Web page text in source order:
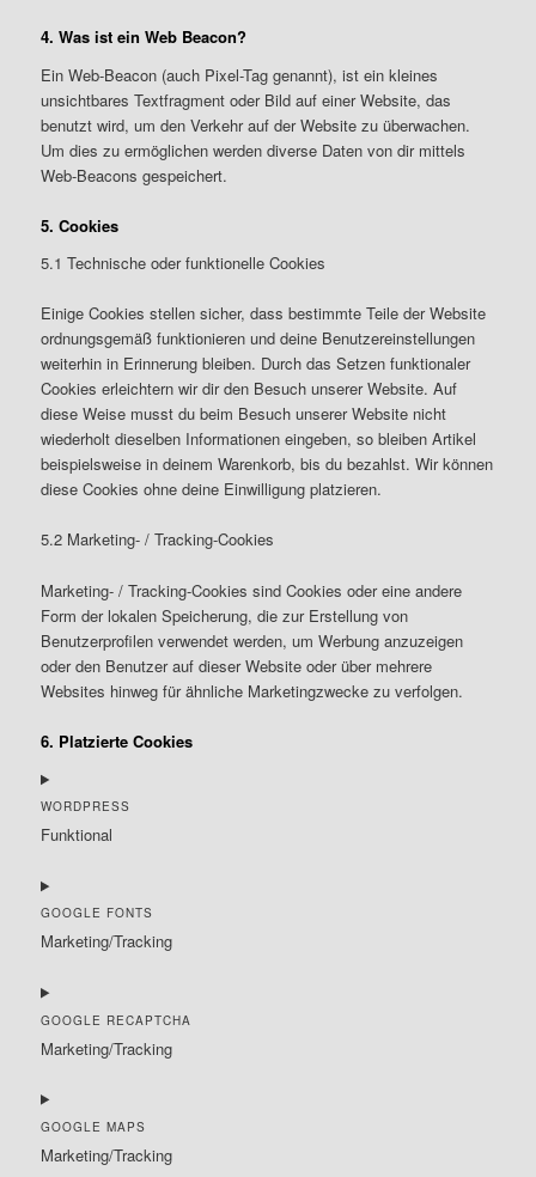
4. Was ist ein Web Beacon?
Ein Web-Beacon (auch Pixel-Tag genannt), ist ein kleines
unsichtbares Textfragment oder Bild auf einer Website, das
benutzt wird, um den Verkehr auf der Website zu überwachen.
Um dies zu ermöglichen werden diverse Daten von dir mittels
Web-Beacons gespeichert.
5. Cookies
5.1 Technische oder funktionelle Cookies
Einige Cookies stellen sicher, dass bestimmte Teile der Website
ordnungsgemäß funktionieren und deine Benutzereinstellungen
weiterhin in Erinnerung bleiben. Durch das Setzen funktionaler
Cookies erleichtern wir dir den Besuch unserer Website. Auf
diese Weise musst du beim Besuch unserer Website nicht
wiederholt dieselben Informationen eingeben, so bleiben Artikel
beispielsweise in deinem Warenkorb, bis du bezahlst. Wir können
diese Cookies ohne deine Einwilligung platzieren.
5.2 Marketing- / Tracking-Cookies
Marketing- / Tracking-Cookies sind Cookies oder eine andere
Form der lokalen Speicherung, die zur Erstellung von
Benutzerprofilen verwendet werden, um Werbung anzuzeigen
oder den Benutzer auf dieser Website oder über mehrere
Websites hinweg für ähnliche Marketingzwecke zu verfolgen.
6. Platzierte Cookies
WORDPRESS
Funktional
Consent
to
service
GOOGLE FONTS
Marketing/Tracking
Consent
to
service
fonts
GOOGLE RECAPTCHA
Marketing/Tracking
Consent
to
service
GOOGLE MAPS
Marketing/Tracking